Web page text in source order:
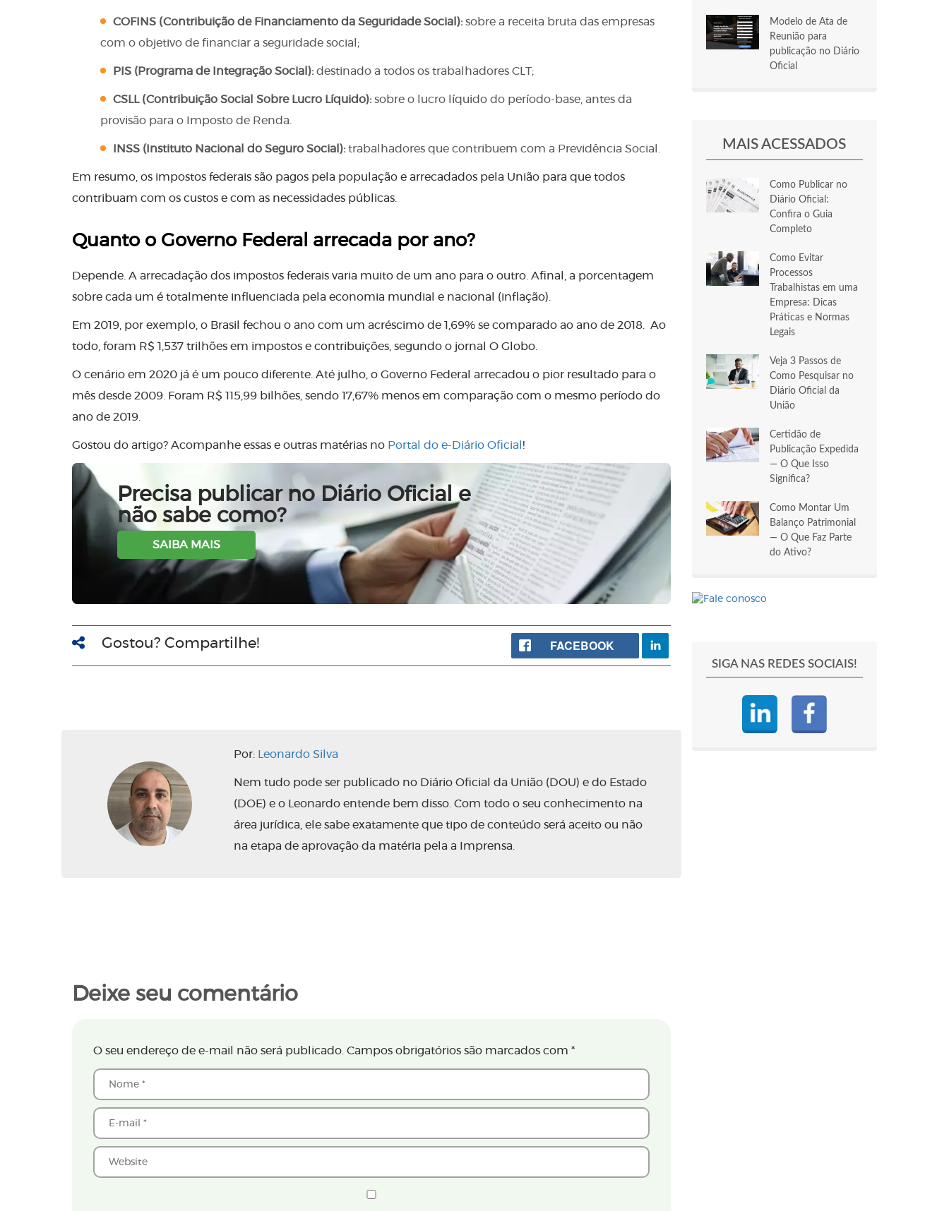
COFINS (Contribuição de Financiamento da Seguridade Social): sobre a receita bruta das empresas
com o objetivo de financiar a seguridade social;
PIS (Programa de Integração Social): destinado a todos os trabalhadores CLT;
CSLL (Contribuição Social Sobre Lucro Líquido): sobre o lucro líquido do período-base, antes da
provisão para o Imposto de Renda.
INSS (Instituto Nacional do Seguro Social): trabalhadores que contribuem com a Previdência Social.
Em resumo, os impostos federais são pagos pela população e arrecadados pela União para que todos
contribuam com os custos e com as necessidades públicas.
Quanto o Governo Federal arrecada por ano?
Depende. A arrecadação dos impostos federais varia muito de um ano para o outro. Afinal, a porcentagem
sobre cada um é totalmente influenciada pela economia mundial e nacional (inflação).
Em 2019, por exemplo, o Brasil fechou o ano com um acréscimo de 1,69% se comparado ao ano de 2018. Ao
todo, foram R$ 1,537 trilhões em impostos e contribuições, segundo o jornal O Globo.
O cenário em 2020 já é um pouco diferente. Até julho, o Governo Federal arrecadou o pior resultado para o
mês desde 2009. Foram R$ 115,99 bilhões, sendo 17,67% menos em comparação com o mesmo período do
ano de 2019.
Gostou do artigo? Acompanhe essas e outras matérias no Portal do e-Diário Oficial !
Precisa publicar no Diário Oficial e
não sabe como?
SAIBA MAIS
Gostou? Compartilhe! FACEBOOK
Por: Leonardo Silva
Nem tudo pode ser publicado no Diário Oficial da União (DOU) e do Estado
(DOE) e o Leonardo entende bem disso. Com todo o seu conhecimento na
área jurídica, ele sabe exatamente que tipo de conteúdo será aceito ou não
na etapa de aprovação da matéria pela a Imprensa.
Deixe seu comentário
O seu endereço de e-mail não será publicado. Campos obrigatórios são marcados com *
Modelo de Ata de
Reunião para
publicação no Diário
Oficial
MAIS ACESSADOS
Como Publicar no
Diário Oficial:
Confira o Guia
Completo
Como Evitar
Processos
Trabalhistas em uma
Empresa: Dicas
Práticas e Normas
Legais
Veja 3 Passos de
Como Pesquisar no
Diário Oficial da
União
Certidão de
Publicação Expedida
— O Que Isso
Significa?
Como Montar Um
Balanço Patrimonial
— O Que Faz Parte
do Ativo?
SIGA NAS REDES SOCIAIS!